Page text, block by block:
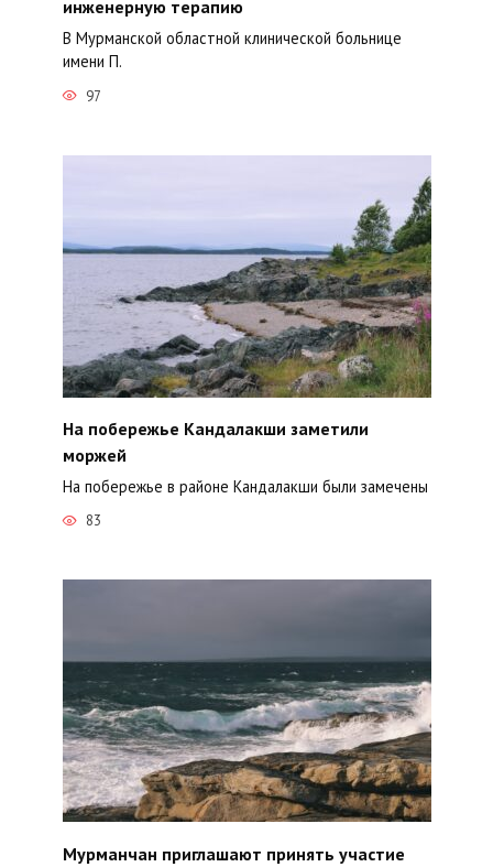
инженерную терапию
В Мурманской областной клинической больнице
имени П.
97
На побережье Кандалакши заметили
моржей
На побережье в районе Кандалакши были замечены
83
Мурманчан приглашают принять участие